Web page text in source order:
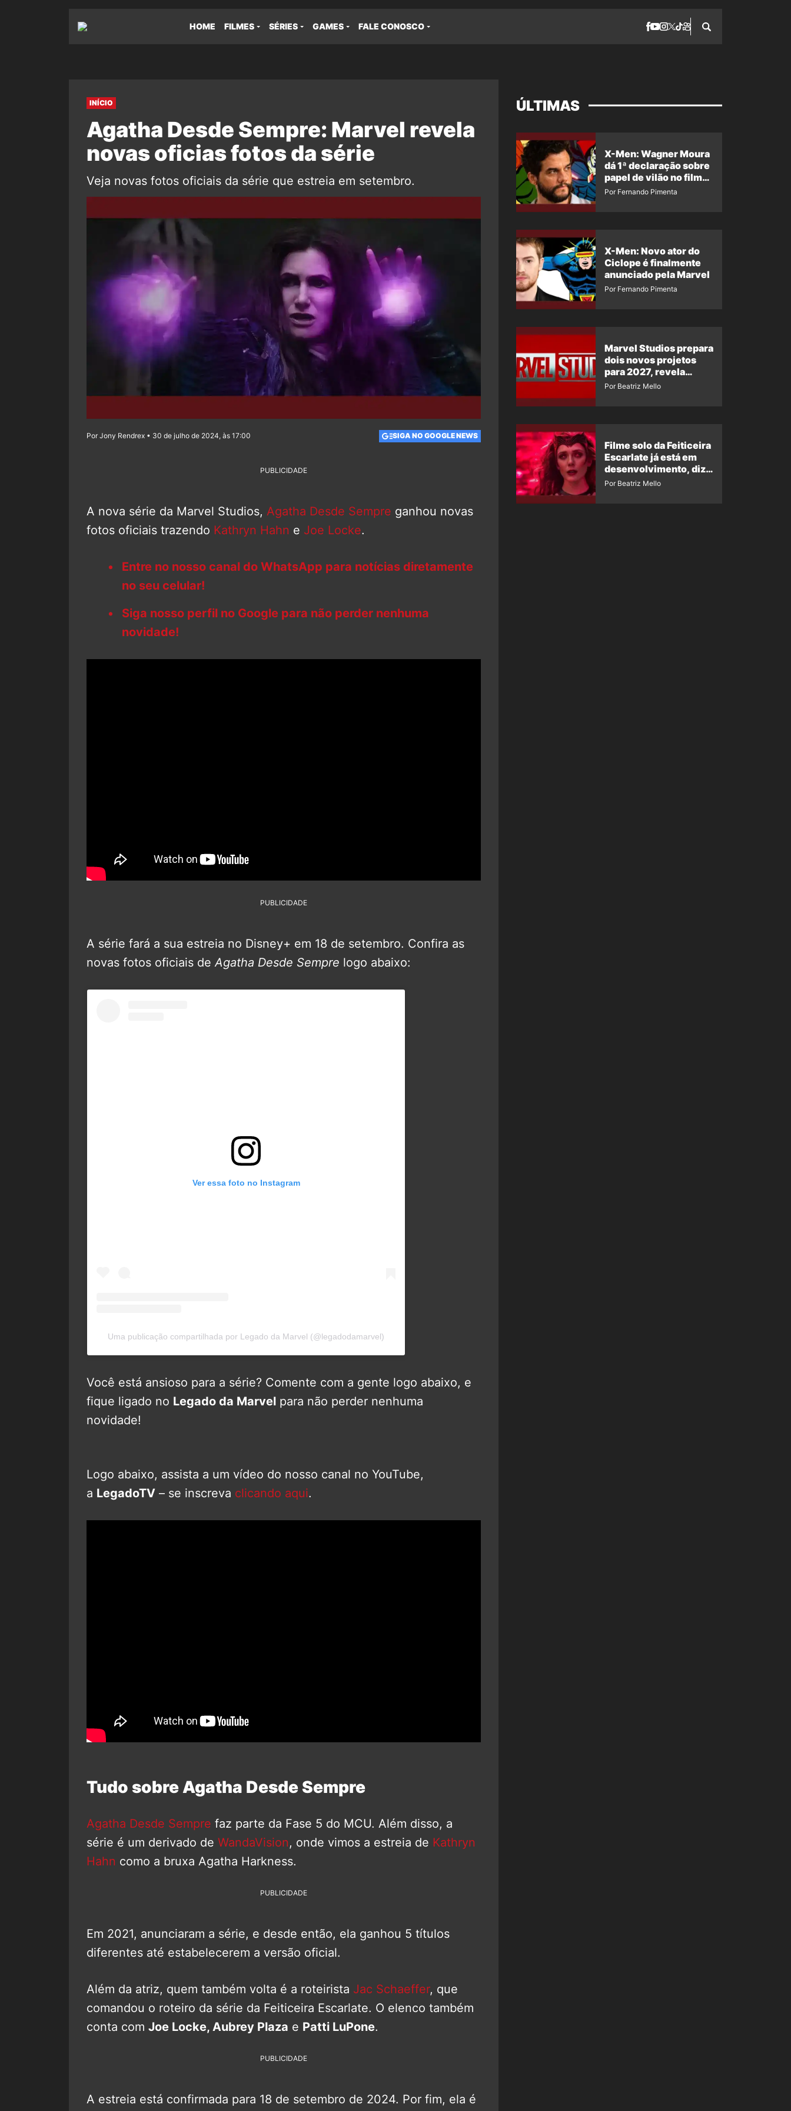
HOME FILMES SÉRIES GAMES FALE CONOSCO
INÍCIO
Agatha Desde Sempre: Marvel revela
novas oficias fotos da série
Veja novas fotos oficiais da série que estreia em setembro.
Por Jony Rendrex • 30 de julho de 2024, às 17:00 SIGA NO GOOGLE NEWS
PUBLICIDADE
A nova série da Marvel Studios, Agatha Desde Sempre ganhou novas
fotos oficiais trazendo Kathryn Hahn e Joe Locke.
Entre no nosso canal do WhatsApp para notícias diretamente
no seu celular!
Siga nosso perfil no Google para não perder nenhuma
novidade!
PUBLICIDADE
A série fará a sua estreia no Disney+ em 18 de setembro. Confira as
novas fotos oficiais deAgatha Desde Sempre logo abaixo:
Ver essa foto no Instagram
Uma publicação compartilhada por Legado da Marvel (@legadodamarvel)
Você está ansioso para a série? Comente com a gente logo abaixo, e
fique ligado no Legado da Marvel para não perder nenhuma
novidade!
Logo abaixo, assista a um vídeo do nosso canal no YouTube,
a LegadoTV – se inscreva clicando aqui.
Tudo sobre Agatha Desde Sempre
Agatha Desde Sempre faz parte da Fase 5 do MCU. Além disso, a
série é um derivado de WandaVision, onde vimos a estreia de Kathryn
Hahn como a bruxa Agatha Harkness.
PUBLICIDADE
Em 2021, anunciaram a série, e desde então, ela ganhou 5 títulos
diferentes até estabelecerem a versão oficial.
Além da atriz, quem também volta é a roteirista Jac Schaeffer, que
comandou o roteiro da série da Feiticeira Escarlate. O elenco também
conta com Joe Locke, Aubrey Plaza e Patti LuPone.
PUBLICIDADE
A estreia está confirmada para 18 de setembro de 2024. Por fim, ela é
ÚLTIMAS
X-Men: Wagner Moura
dá 1ª declaração sobre
papel de vilão no filme
da Marvel
Por Fernando Pimenta
X-Men: Novo ator do
Ciclope é finalmente
anunciado pela Marvel
Por Fernando Pimenta
Marvel Studios prepara
dois novos projetos
para 2027, revela
insider
Por Beatriz Mello
Filme solo da Feiticeira
Escarlate já está em
desenvolvimento, diz
insider
Por Beatriz Mello